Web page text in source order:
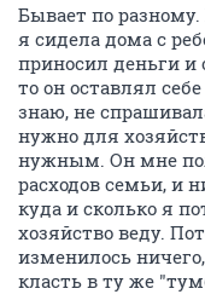
Бывает по
я сидела дома с
приносил деньги и
то он оставлял
знаю, не
нужно для
нужным. Он мне
расходов семьи, и
куда и сколько я
хозяйство веду.
изменилось
класть в ту же